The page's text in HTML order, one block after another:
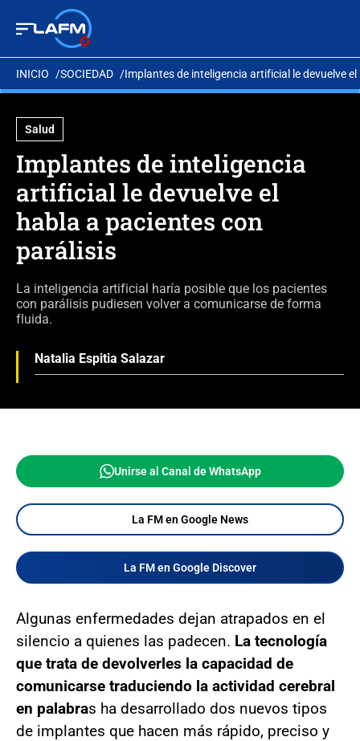
INICIO SOCIEDAD Implantes de inteligencia artificial le devuelve
Salud
Implantes de inteligencia
artificial le devuelve el
habla a pacientes con
parálisis
La inteligencia artificial haría posible que los pacientes
con parálisis pudiesen volver a comunicarse de forma
fluida.
Natalia Espitia Salazar
Unirse al Canal de WhatsApp
La FM en Google News
La FM en Google Discover
Algunas enfermedades dejan atrapados en el
silencio a quienes las padecen. La tecnología
que trata de devolverles la capacidad de
comunicarse traduciendo la actividad cerebral
en palabras ha desarrollado dos nuevos tipos
de implantes que hacen más rápido, preciso y